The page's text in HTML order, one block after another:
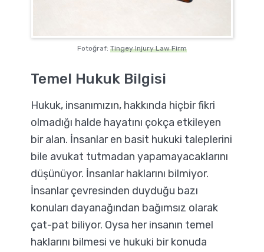
Fotoğraf: Tingey Injury Law Firm
Temel Hukuk Bilgisi
Hukuk, insanımızın, hakkında hiçbir fikri
olmadığı halde hayatını çokça etkileyen
bir alan. İnsanlar en basit hukuki taleplerini
bile avukat tutmadan yapamayacaklarını
düşünüyor. İnsanlar haklarını bilmiyor.
İnsanlar çevresinden duyduğu bazı
konuları dayanağından bağımsız olarak
çat-pat biliyor. Oysa her insanın temel
haklarını bilmesi ve hukuki bir konuda